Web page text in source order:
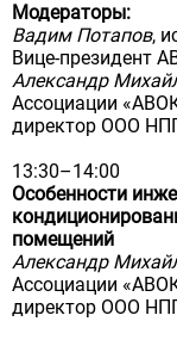
Модераторы:
Вадим Потапов,
Вице-президент
Александр
Ассоциации
директор ООО
13:30–14:00
Особенности
помещений
Александр
Ассоциации
директор ООО